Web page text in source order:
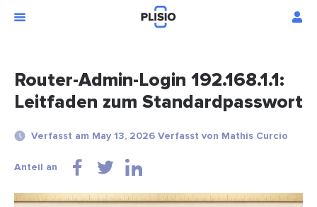
Router-Admin-Login 192.168.1.1:
Leitfaden zum Standardpasswort
Verfasst am May 13, 2026 Verfasst von Mathis Curcio
Anteil an